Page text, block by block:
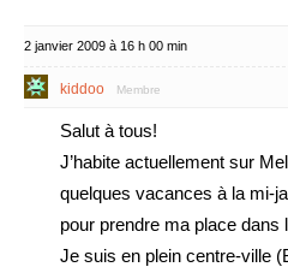
2 janvier 2009 à 16 h 00 min
kiddoo Membre
Salut à tous!
J’habite actuellement sur
quelques vacances à la mi-
pour prendre ma place dans
Je suis en plein centre-ville